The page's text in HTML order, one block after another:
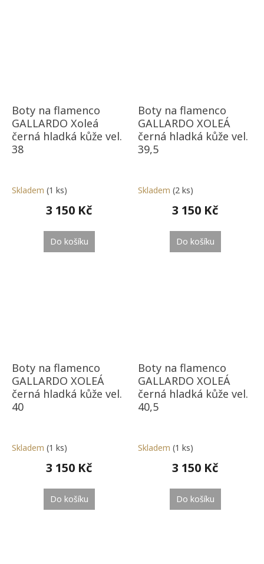
Boty na flamenco
GALLARDO Xoleá
černá hladká kůže vel.
38
Skladem (1 ks)
3 150 Kč
Do košíku
Boty na flamenco
GALLARDO XOLEÁ
černá hladká kůže vel.
39,5
Skladem (2 ks)
3 150 Kč
Do košíku
Boty na flamenco
GALLARDO XOLEÁ
černá hladká kůže vel.
40
Skladem (1 ks)
3 150 Kč
Do košíku
Boty na flamenco
GALLARDO XOLEÁ
černá hladká kůže vel.
40,5
Skladem (1 ks)
3 150 Kč
Do košíku